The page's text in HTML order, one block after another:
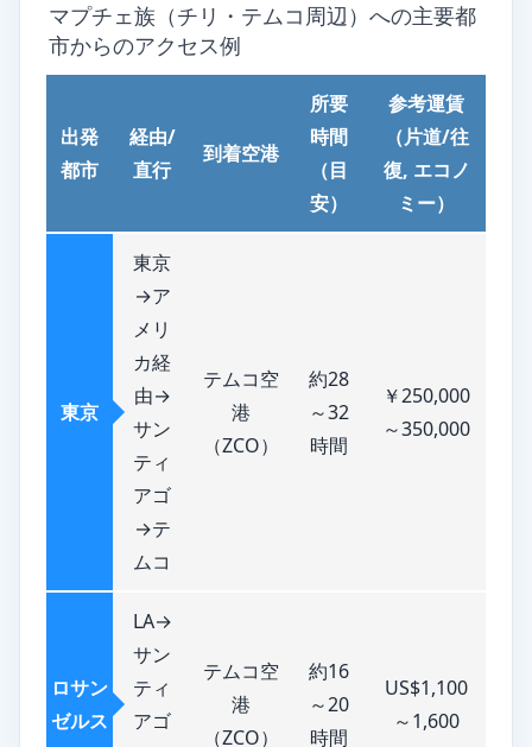
マプチェ族（チリ・テムコ周辺）への主要都
市からのアクセス例
出発
都市
経由/
直行
到着空港
所要
時間
（目
安）
参考運賃
（片道/往
復, エコノ
ミー）
東京
東京
→ア
メリ
カ経
由→
サン
ティ
アゴ
→テ
ムコ
テムコ空
港
（ZCO）
約28
～32
時間
￥250,000
～350,000
ロサン
ゼルス
LA→
サン
ティ
アゴ
テムコ空
港
（ZCO）
約16
～20
時間
US$1,100
～1,600